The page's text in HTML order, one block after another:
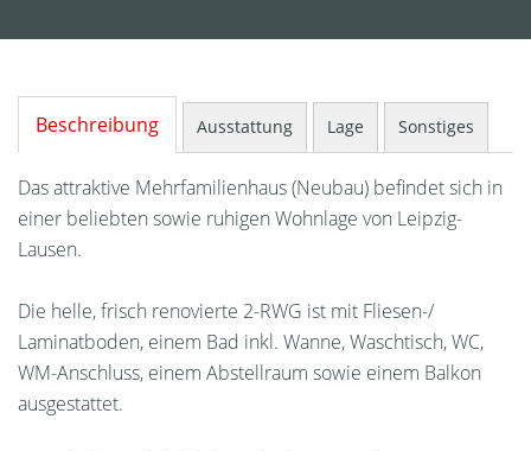
Beschreibung Ausstattung Lage Sonstiges
Das attraktive Mehrfamilienhaus (Neubau) befindet sich in
einer beliebten sowie ruhigen Wohnlage von Leipzig-
Lausen.
Die helle, frisch renovierte 2-RWG ist mit Fliesen-/
Laminatboden, einem Bad inkl. Wanne, Waschtisch, WC,
WM-Anschluss, einem Abstellraum sowie einem Balkon
ausgestattet.